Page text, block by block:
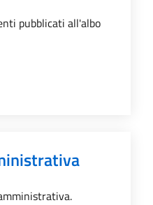
pubblicati all'albo
DOCUMENTI ALL'ALBO